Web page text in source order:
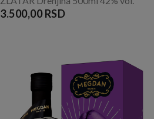
3.500,00 RSD